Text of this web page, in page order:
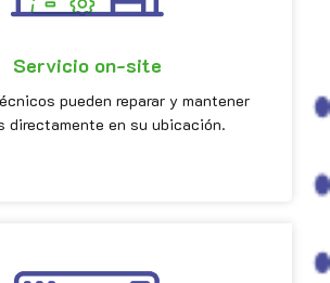
Servicio on-site
pueden reparar y mantener
directamente en su ubicación.